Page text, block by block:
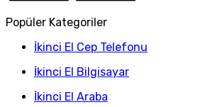
Popüler Kategoriler
İkinci El Cep Telefonu
İkinci El Bilgisayar
İkinci El Araba